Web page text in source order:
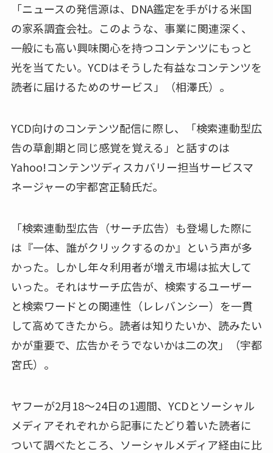
「ニュースの発信源は、DNA鑑定を手がける米国
の家系調査会社。このような、事業に関連深く、
一般にも高い興味関心を持つコンテンツにもっと
光を当てたい。YCDはそうした有益なコンテンツを
読者に届けるためのサービス」（相澤氏）。
YCD向けのコンテンツ配信に際し、「検索連動型広
告の草創期と同じ感覚を覚える」と話すのは
Yahoo!コンテンツディスカバリー担当サービスマ
ネージャーの宇都宮正騎氏だ。
「検索連動型広告（サーチ広告）も登場した際に
は『一体、誰がクリックするのか』という声が多
かった。しかし年々利用者が増え市場は拡大して
いった。それはサーチ広告が、検索するユーザー
と検索ワードとの関連性（レレバンシー）を一貫
して高めてきたから。読者は知りたいか、読みたい
かが重要で、広告かそうでないかは二の次」（宇都
宮氏）。
ヤフーが2月18～24日の1週間、YCDとソーシャル
メディアそれぞれから記事にたどり着いた読者に
ついて調べたところ、ソーシャルメディア経由に比